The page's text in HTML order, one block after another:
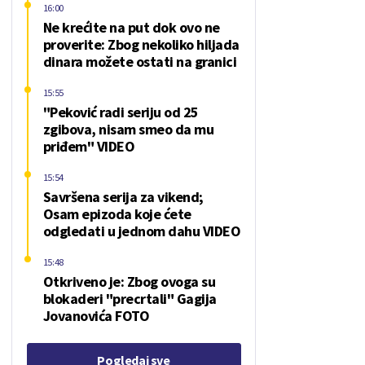
Ne krećite na put dok ovo ne
proverite: Zbog nekoliko hiljada
dinara možete ostati na granici
16:00
"Peković radi seriju od 25
zgibova, nisam smeo da mu
priđem" VIDEO
15:55
Savršena serija za vikend;
Osam epizoda koje ćete
odgledati u jednom dahu VIDEO
15:54
Otkriveno je: Zbog ovoga su
blokaderi "precrtali" Gagija
Jovanovića FOTO
15:48
Pogledaj sve